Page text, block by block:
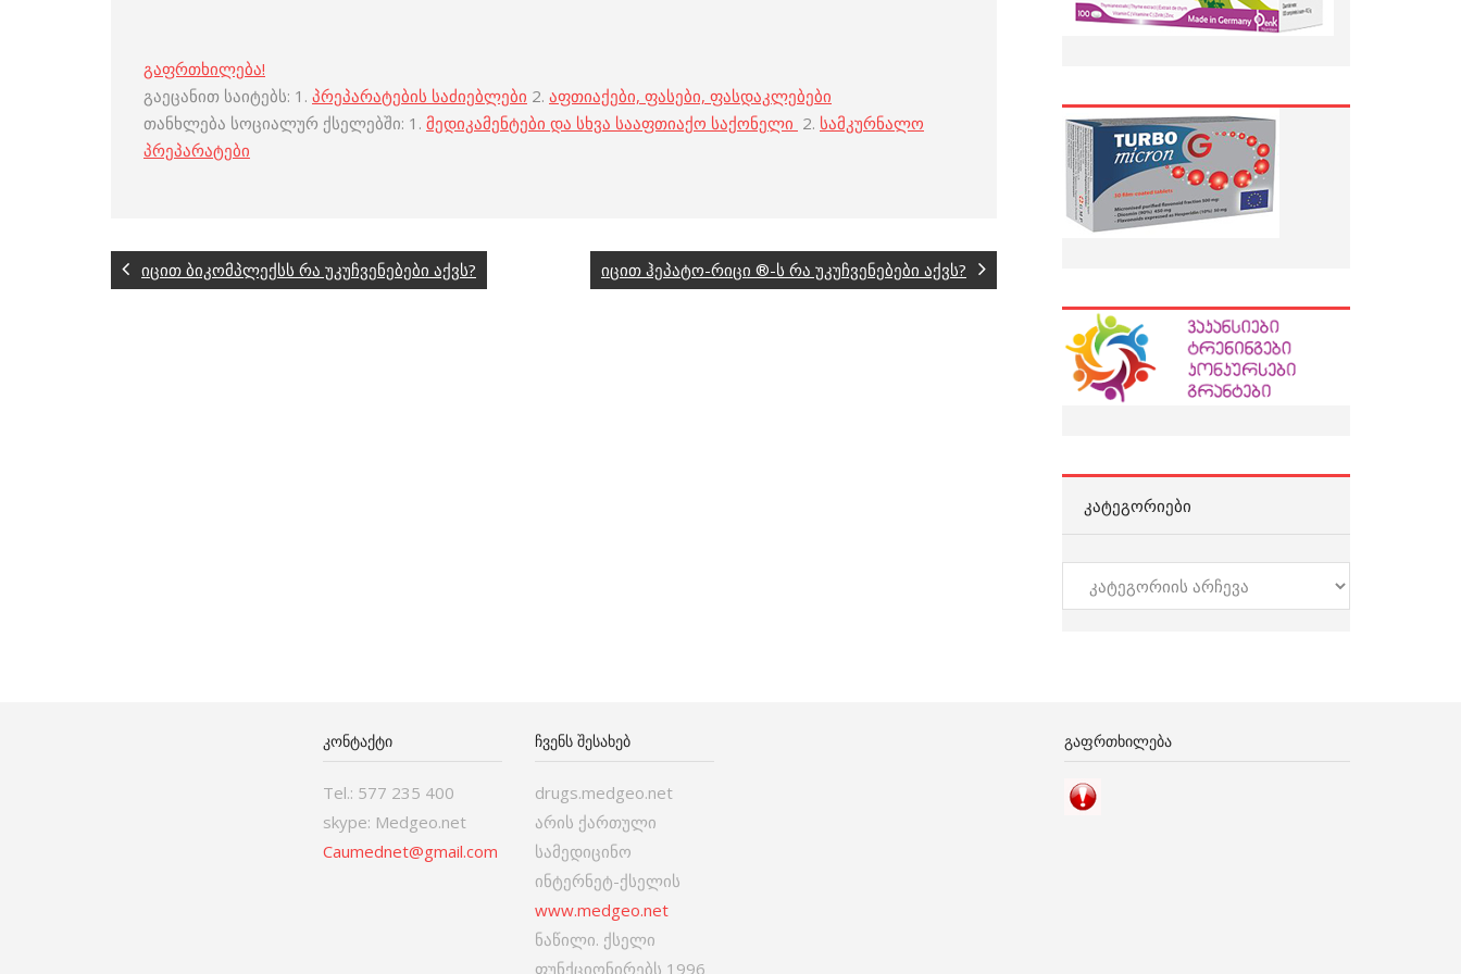
გაფრთხილება!
გაეცანით საიტებს: 1. პრეპარატების საძიებლები 2. აფთიაქები, ფასები, ფასდაკლებები
თანხლება სოციალურ ქსელებში: 1. მედიკამენტები და სხვა სააფთიაქო საქონელი 2. სამკურნალო
პრეპარატები
იცით ბიკომპლექსს რა უკუჩვენებები აქვს? იცით ჰეპატო-რიცი ®-ს რა უკუჩვენებები აქვს?
ᲙᲐᲢᲔᲒᲝᲠᲘᲔᲑᲘ
კატეგორიები
ᲙᲝᲜᲢᲐᲥᲢᲘ
Tel.: 577 235 400
skype: Medgeo.net
Caumednet@gmail.com
ᲩᲕᲔᲜᲡ ᲨᲔᲡᲐᲮᲔᲑ
drugs.medgeo.net
არის ქართული
სამედიცინო
ინტერნეტ-ქსელის
www.medgeo.net
ნაწილი. ქსელი
ფუნქციონირებს 1996
ᲒᲐᲤᲠᲗᲮᲘᲚᲔᲑᲐ